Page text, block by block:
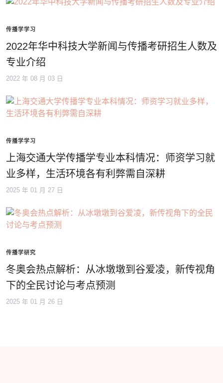
传播学学习
2022年华中科技大学新闻与传播考研招生人数及
专业介绍
2022 年 08 月 03 日
传播学学习
上海交通大学传播学专业本科情况：师资学习就
业多样，生活环境各有利弊需自深耕
2025 年 01 月 27 日
传播学研究
冬奥会热点解析：从冰墩墩到谷爱凌，新传视角
下的全民讨论与考点预测
2025 年 01 月 26 日